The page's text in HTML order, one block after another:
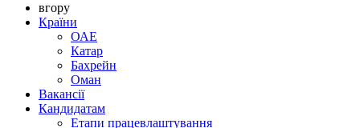
вгору
Країни
ОАЕ
Катар
Бахрейн
Оман
Вакансії
Кандидатам
Етапи працевлаштування